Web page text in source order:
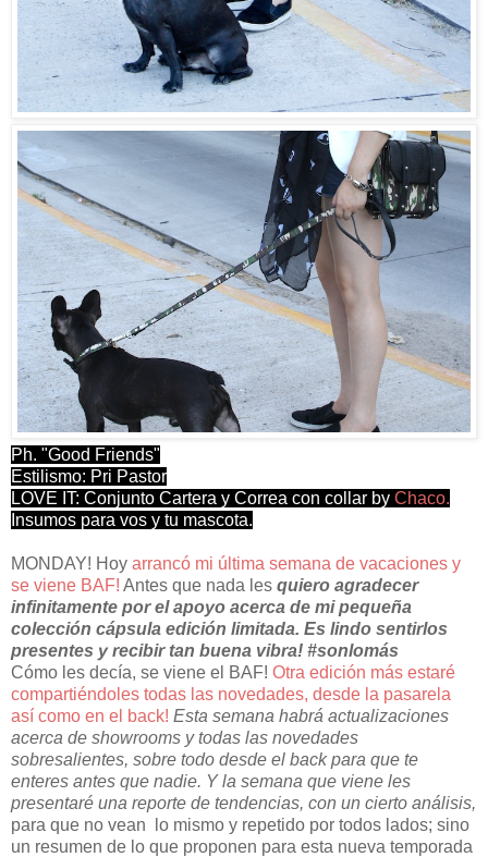
Ph. "Good Friends"
Estilismo: Pri Pastor
LOVE IT: Conjunto Cartera y Correa con collar by Chaco.
Insumos para vos y tu mascota.
MONDAY! Hoy arrancó mi última semana de vacaciones y
se viene BAF! Antes que nada les quiero agradecer
infinitamente por el apoyo acerca de mi pequeña
colección cápsula edición limitada. Es lindo sentirlos
presentes y recibir tan buena vibra! #sonlomás
Cómo les decía, se viene el BAF! Otra edición más estaré
compartiéndoles todas las novedades, desde la pasarela
así como en el back! Esta semana habrá actualizaciones
acerca de showrooms y todas las novedades
sobresalientes, sobre todo desde el back para que te
enteres antes que nadie. Y la semana que viene les
presentaré una reporte de tendencias, con un cierto análisis,
para que no vean lo mismo y repetido por todos lados; sino
un resumen de lo que proponen para esta nueva temporada